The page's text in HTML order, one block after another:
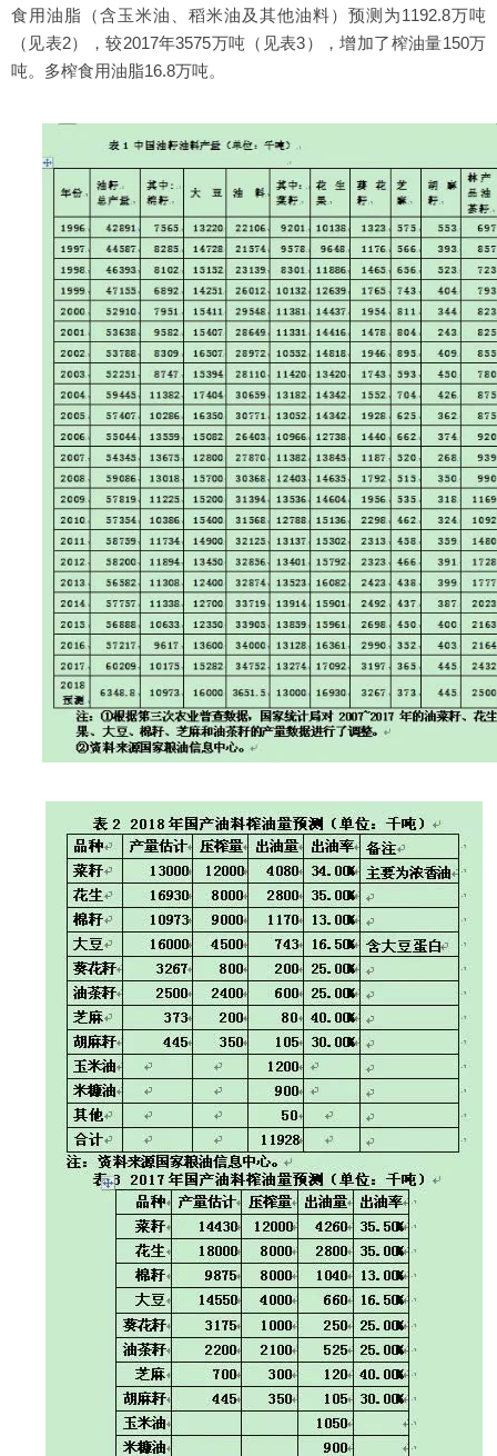
食用油脂（含玉米油、稻米油及其他油料）预测为1192.8万吨
（见表2），较2017年3575万吨（见表3），增加了榨油量150万
吨。多榨食用油脂16.8万吨。